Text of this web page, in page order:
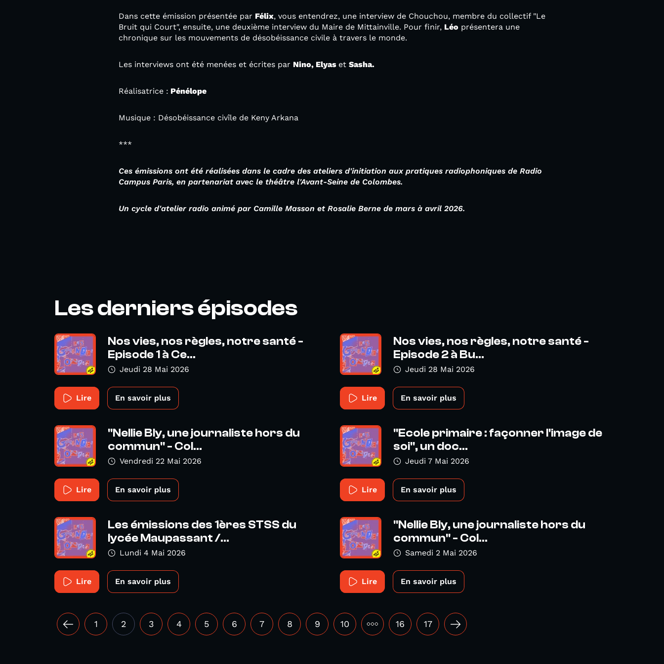
Dans cette émission présentée par Félix, vous entendrez, une interview de Chouchou, membre du collectif "Le
Bruit qui Court", ensuite, une deuxième interview du Maire de Mittainville. Pour finir, Léo présentera une
chronique sur les mouvements de désobéissance civile à travers le monde.
Les interviews ont été menées et écrites par Nino, Elyas et Sasha.
Réalisatrice : Pénélope
Musique : Désobéissance civîle de Keny Arkana
***
Ces émissions ont été réalisées dans le cadre des ateliers d'initiation aux pratiques radiophoniques de Radio
Campus Paris, en partenariat avec le théâtre l'Avant-Seine de Colombes.
Un cycle d'atelier radio animé par Camille Masson et Rosalie Berne de mars à avril 2026.
Les derniers épisodes
Nos vies, nos règles, notre santé -
Episode 1 à Ce...
Jeudi 28 Mai 2026
Lire En savoir plus
Nos vies, nos règles, notre santé -
Episode 2 à Bu...
Jeudi 28 Mai 2026
Lire En savoir plus
"Nellie Bly, une journaliste hors du
commun" - Col...
Vendredi 22 Mai 2026
Lire En savoir plus
"Ecole primaire : façonner l'image de
soi", un doc...
Jeudi 7 Mai 2026
Lire En savoir plus
Les émissions des 1ères STSS du
lycée Maupassant /...
Lundi 4 Mai 2026
Lire En savoir plus
"Nellie Bly, une journaliste hors du
commun" - Col...
Samedi 2 Mai 2026
Lire En savoir plus
1 2 3 4 5 6 7 8 9 10 ••• 16 17